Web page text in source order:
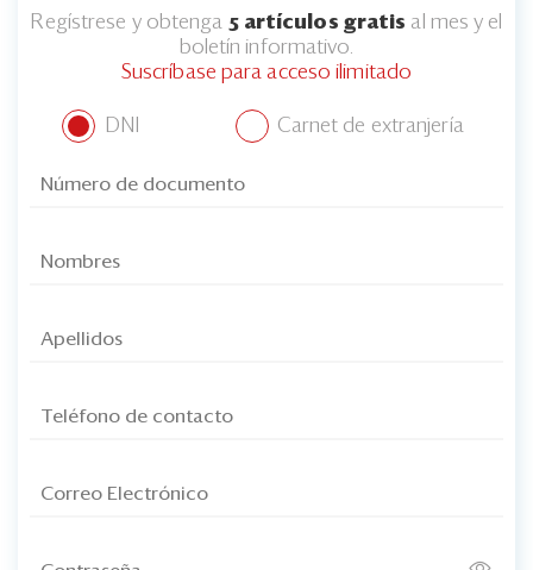
Regístrese y obtenga 5 artículos gratis al mes y el
boletín informativo.
Suscríbase para acceso ilimitado
DNI Carnet de extranjería